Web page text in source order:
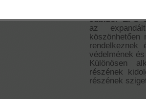
Jubizol EPS
az
köszönhetően
rendelkeznek
védelmének
Különösen
részének
részének